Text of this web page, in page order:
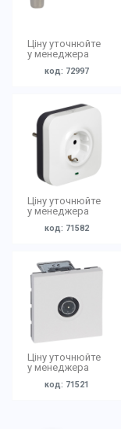
Ціну уточнюйте
у менеджера
код: 72997
Ціну уточнюйте
у менеджера
код: 71582
Ціну уточнюйте
у менеджера
код: 71521